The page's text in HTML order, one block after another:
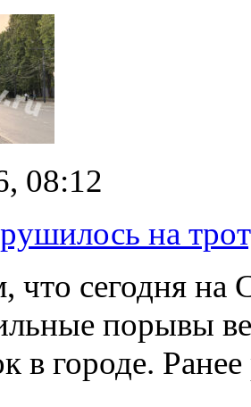
08:12
на
сегодня на
порывы
в городе.